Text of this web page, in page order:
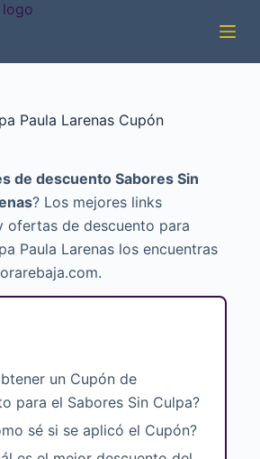
Paula Larenas Cupón
de descuento Sabores Sin
? Los mejores links
ofertas de descuento para
Paula Larenas los encuentras
un Cupón de
para el Sabores Sin Culpa?
sé si se aplicó el Cupón?